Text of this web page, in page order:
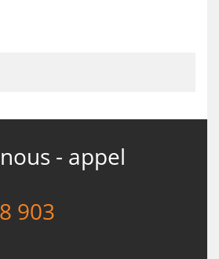
- appel
903